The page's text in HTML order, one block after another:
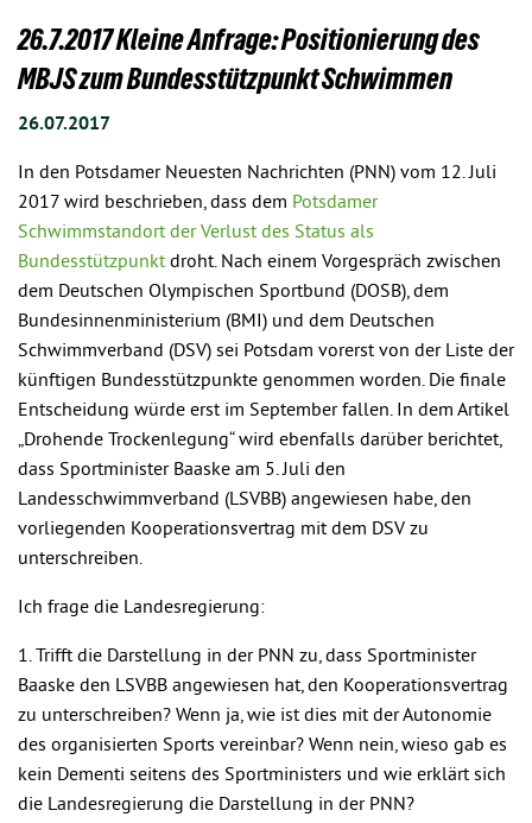
26.7.2017 Kleine Anfrage: Positionierung des
MBJS zum Bundesstützpunkt Schwimmen
26.07.2017
In den Potsdamer Neuesten Nachrichten (PNN) vom 12. Juli
2017 wird beschrieben, dass dem Potsdamer
Schwimmstandort der Verlust des Status als
Bundesstützpunkt droht. Nach einem Vorgespräch zwischen
dem Deutschen Olympischen Sportbund (DOSB), dem
Bundesinnenministerium (BMI) und dem Deutschen
Schwimmverband (DSV) sei Potsdam vorerst von der Liste der
künftigen Bundesstützpunkte genommen worden. Die finale
Entscheidung würde erst im September fallen. In dem Artikel
„Drohende Trockenlegung“ wird ebenfalls darüber berichtet,
dass Sportminister Baaske am 5. Juli den
Landesschwimmverband (LSVBB) angewiesen habe, den
vorliegenden Kooperationsvertrag mit dem DSV zu
unterschreiben.
Ich frage die Landesregierung:
1. Trifft die Darstellung in der PNN zu, dass Sportminister
Baaske den LSVBB angewiesen hat, den Kooperationsvertrag
zu unterschreiben? Wenn ja, wie ist dies mit der Autonomie
des organisierten Sports vereinbar? Wenn nein, wieso gab es
kein Dementi seitens des Sportministers und wie erklärt sich
die Landesregierung die Darstellung in der PNN?